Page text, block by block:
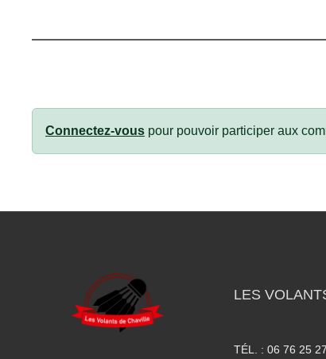
Connectez-vous pour pouvoir participer aux
LES
TÉL. : 06 76 25